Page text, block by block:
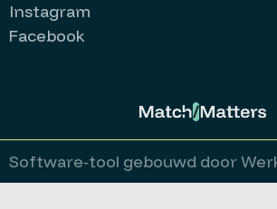
Kan ik je ergens mee helpen?
Stuur
Instagram
Facebook
Software-tool gebouwd door